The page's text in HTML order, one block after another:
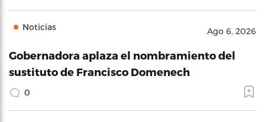
Noticias Ago 6, 2026
Gobernadora aplaza el nombramiento del
sustituto de Francisco Domenech
0